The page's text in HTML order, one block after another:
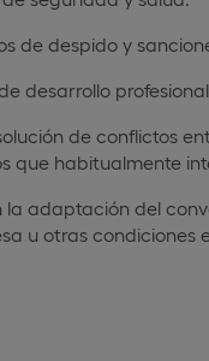
de despido y
desarrollo
de conflictos
que habitualmente
la adaptación del
u otras condiciones